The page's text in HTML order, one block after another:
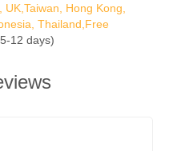
UK,Taiwan, Hong Kong,
Thailand,Free
12 days)